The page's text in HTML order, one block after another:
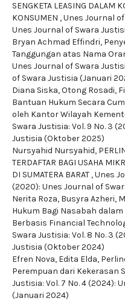
SENGKETA LEASING DALAM
KONSUMEN ,Unes Journal of
Unes Journal of Swara
Bryan Achmad Effindri,
Tanggungan atas Nama
Unes Journal of Swara
of Swara Justisia (Januari
Diana Siska, Otong Rosadi,
Bantuan Hukum Secara
oleh Kantor Wilayah
Swara Justisia: Vol. 9 No. 3
Justisia (Oktober 2025)
Nursyahid Nursyahid,
TERDAFTAR BAGI USAHA
DI SUMATERA BARAT ,Unes
(2020): Unes Journal of
Nerita Roza, Busyra Azheri,
Hukum Bagi Nasabah
Berbasis Financial
Swara Justisia: Vol. 8 No. 3
Justisia (Oktober 2024)
Efren Nova, Edita Elda,
Perempuan dari Kekerasan
Justisia: Vol. 7 No. 4 (2024):
(Januari 2024)